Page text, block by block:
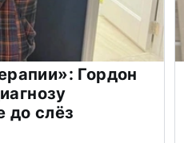
Гордон
до слёз